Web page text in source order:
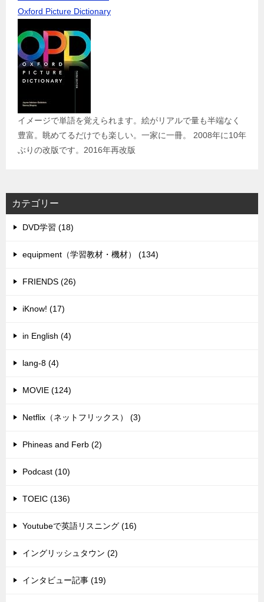
Oxford Picture Dictionary
イメージで単語を覚えられます。絵がリアルで量も半端なく
豊富。眺めてるだけでも楽しい。一家に一冊。 2008年に10年
ぶりの改版です。2016年再改版
カテゴリー
DVD学習 (18)
equipment（学習教材・機材） (134)
FRIENDS (26)
iKnow! (17)
in English (4)
lang-8 (4)
MOVIE (124)
Netflix（ネットフリックス） (3)
Phineas and Ferb (2)
Podcast (10)
TOEIC (136)
Youtubeで英語リスニング (16)
イングリッシュタウン (2)
インタビュー記事 (19)